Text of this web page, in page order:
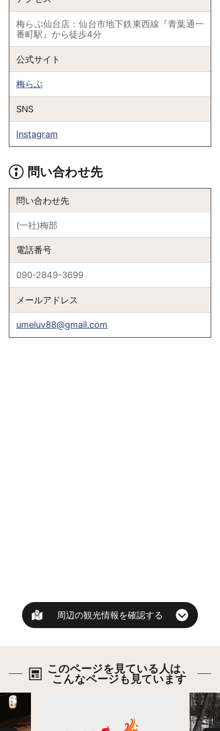
梅らぶ仙台店：仙台市地下鉄東西線『青葉通一
番町駅』から徒歩4分
公式サイト
梅らぶ
SNS
Instagram
問い合わせ先
問い合わせ先
(一社)梅部
電話番号
090-2849-3699
メールアドレス
umeluv88@gmail.com
周辺の観光情報を確認する
このページを見ている人は、
こんなページも見ています
詳細は